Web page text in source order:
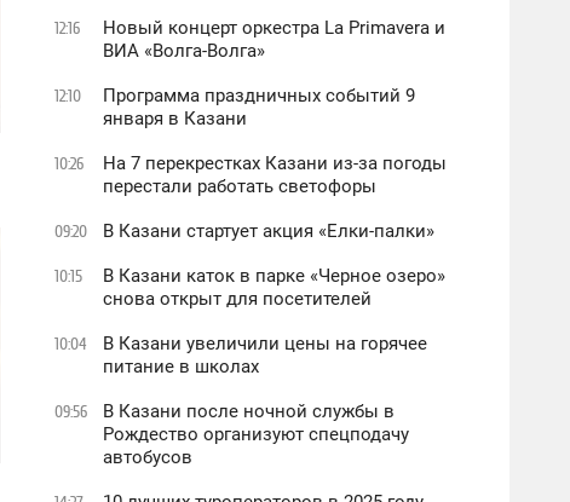
12:16
Новый концерт оркестра La Primavera и
ВИА «Волга-Волга»
12:10
Программа праздничных событий 9
января в Казани
10:26
На 7 перекрестках Казани из-за погоды
перестали работать светофоры
09:20 В Казани стартует акция «Елки-палки»
10:15
В Казани каток в парке «Черное озеро»
снова открыт для посетителей
10:04
В Казани увеличили цены на горячее
питание в школах
09:56
В Казани после ночной службы в
Рождество организуют спецподачу
автобусов